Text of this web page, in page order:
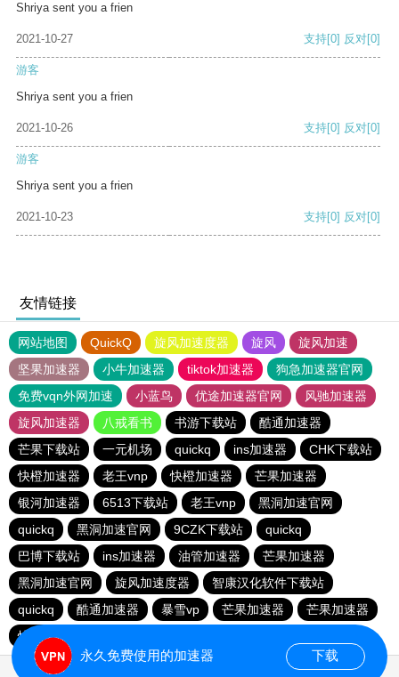
Shriya sent you a frien
2021-10-27 支持[0] 反对[0]
游客
Shriya sent you a frien
2021-10-26 支持[0] 反对[0]
游客
Shriya sent you a frien
2021-10-23 支持[0] 反对[0]
友情链接
网站地图 QuickQ 旋风加速度器 旋风
旋风加速
坚果加速器
小牛加速器 tiktok加速器
狗急加速器官网
免费vqn外网加速
小蓝鸟 优途加速器官网
风驰加速器
旋风加速器
八戒看书 书游下载站
酷通加速器
芒果下载站
一元机场 quickq ins加速器
CHK下载站
快橙加速器
老王vnp 快橙加速器
芒果加速器
银河加速器
6513下载站 老王vnp
黑洞加速官网
quickq
黑洞加速官网 9CZK下载站
quickq
巴博下载站
ins加速器 油管加速器
芒果加速器
黑洞加速官网
旋风加速度器
智康汉化软件下载站
quickq
酷通加速器 暴雪vp 芒果加速器
芒果加速器
快橙加速器
永久免费使用的加速器 下载